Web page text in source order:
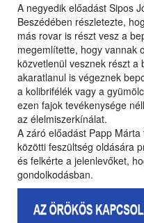
A negyedik előadást Sipos
Beszédében részletezte,
más rovar is részt vesz a
megemlítette, hogy vannak
közvetlenül vesznek részt a
akaratlanul is végeznek
a kolibrifélék vagy a
ezen fajok tevékenysége
az élelmiszerkínálat.
A záró előadást Papp
közötti feszültség oldására
és felkérte a jelenlevőket,
gondolkodásban.